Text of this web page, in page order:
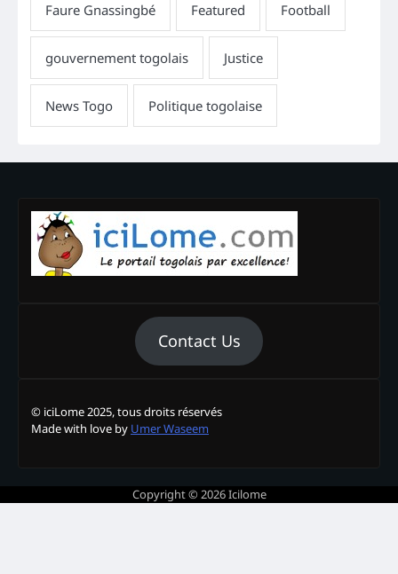
Contact Us
© iciLome 2025, tous droits réservés
Made with love by Umer Waseem
Copyright © 2026Icilome